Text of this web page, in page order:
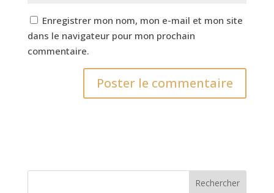
Enregistrer mon nom, mon e-mail et mon site
dans le navigateur pour mon prochain
commentaire.